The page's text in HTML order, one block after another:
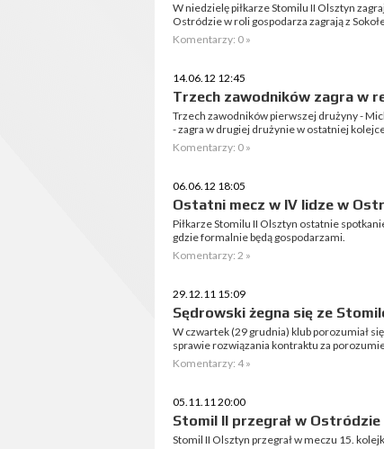
W niedzielę piłkarze Stomilu II Olsztyn
Ostródzie w roli gospodarza zagrają z
Komentarzy: 0 »
14.06.12 12:45
Trzech zawodników zagra w
Trzech zawodników pierwszej drużyny -
- zagra w drugiej drużynie w ostatniej
Komentarzy: 0 »
06.06.12 18:05
Ostatni mecz w IV lidze w
Piłkarze Stomilu II Olsztyn ostatnie
gdzie formalnie będą gospodarzami.
Komentarzy: 2 »
29.12.11 15:09
Sędrowski żegna się ze
W czwartek (29 grudnia) klub porozumiał
sprawie rozwiązania kontraktu za
Komentarzy: 4 »
05.11.11 20:00
Stomil II przegrał w Ostródzie
Stomil II Olsztyn przegrał w meczu 15.